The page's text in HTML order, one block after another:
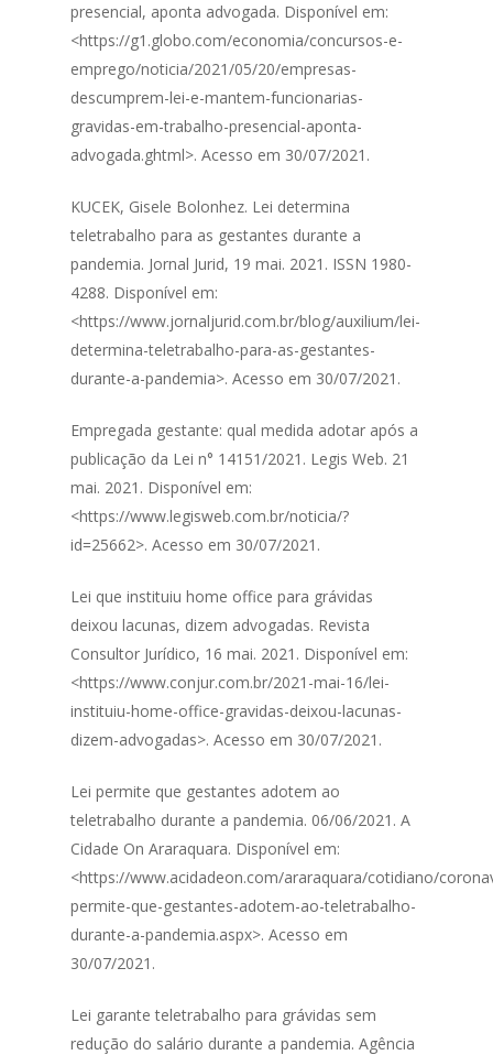
presencial, aponta advogada. Disponível em:
<https://g1.globo.com/economia/concursos-e-
emprego/noticia/2021/05/20/empresas-
descumprem-lei-e-mantem-funcionarias-
gravidas-em-trabalho-presencial-aponta-
advogada.ghtml>. Acesso em 30/07/2021.
KUCEK, Gisele Bolonhez. Lei determina
teletrabalho para as gestantes durante a
pandemia. Jornal Jurid, 19 mai. 2021. ISSN 1980-
4288. Disponível em:
<https://www.jornaljurid.com.br/blog/auxilium/lei-
determina-teletrabalho-para-as-gestantes-
durante-a-pandemia>. Acesso em 30/07/2021.
Empregada gestante: qual medida adotar após a
publicação da Lei n° 14151/2021. Legis Web. 21
mai. 2021. Disponível em:
<https://www.legisweb.com.br/noticia/?
id=25662>. Acesso em 30/07/2021.
Lei que instituiu home office para grávidas
deixou lacunas, dizem advogadas. Revista
Consultor Jurídico, 16 mai. 2021. Disponível em:
<https://www.conjur.com.br/2021-mai-16/lei-
instituiu-home-office-gravidas-deixou-lacunas-
dizem-advogadas>. Acesso em 30/07/2021.
Lei permite que gestantes adotem ao
teletrabalho durante a pandemia. 06/06/2021. A
Cidade On Araraquara. Disponível em:
<https://www.acidadeon.com/araraquara/cotidiano/
permite-que-gestantes-adotem-ao-teletrabalho-
durante-a-pandemia.aspx>. Acesso em
30/07/2021.
Lei garante teletrabalho para grávidas sem
redução do salário durante a pandemia. Agência